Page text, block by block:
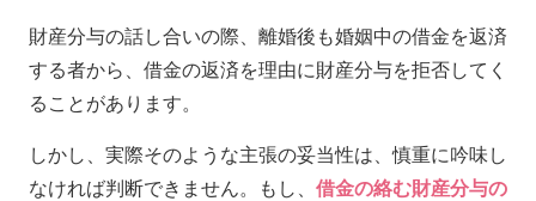
財産分与の話し合いの際、離婚後も婚姻中の借金を返済
する者から、借金の返済を理由に財産分与を拒否してく
ることがあります。
しかし、実際そのような主張の妥当性は、慎重に吟味し
なければ判断できません。もし、 借金の絡む財産分与の